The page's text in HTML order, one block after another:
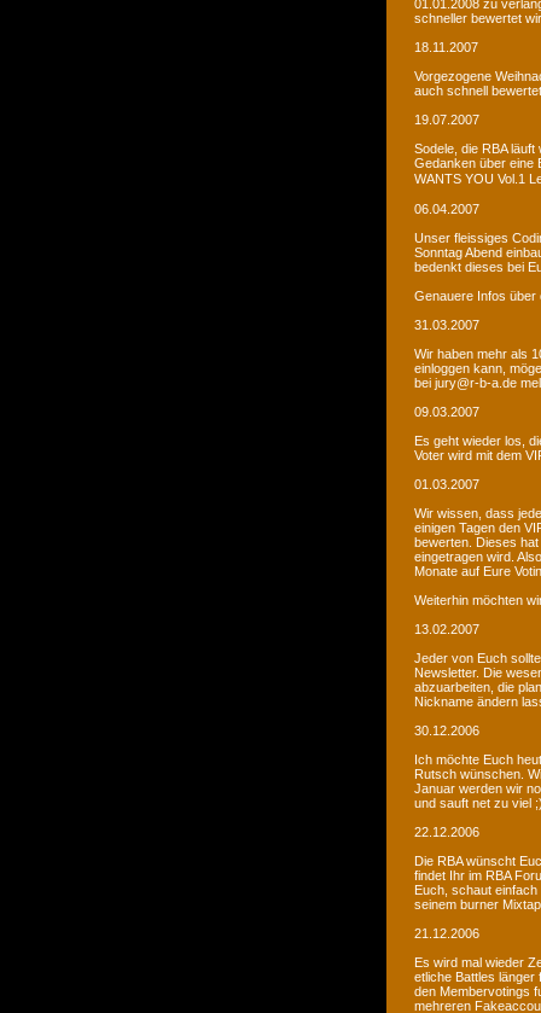
01.01.2008 zu
schneller bewertet
18.11.2007
Vorgezogene
auch schnell
19.07.2007
Sodele, die RBA
Gedanken über eine
WANTS YOU Vol.1
06.04.2007
Unser fleissiges
Sonntag Abend
bedenkt dieses bei
Genauere Infos über
31.03.2007
Wir haben mehr als
einloggen kann,
bei jury@r-b-a.de
09.03.2007
Es geht wieder los,
Voter wird mit dem
01.03.2007
Wir wissen, dass
einigen Tagen den
bewerten. Dieses
eingetragen wird.
Monate auf Eure
Weiterhin möchten
13.02.2007
Jeder von Euch
Newsletter. Die
abzuarbeiten, die
Nickname ändern
30.12.2006
Ich möchte Euch
Rutsch wünschen.
Januar werden wir
und sauft net zu viel
22.12.2006
Die RBA wünscht
findet Ihr im RBA
Euch, schaut einfach
seinem burner
21.12.2006
Es wird mal wieder
etliche Battles länger
den Membervotings
mehreren